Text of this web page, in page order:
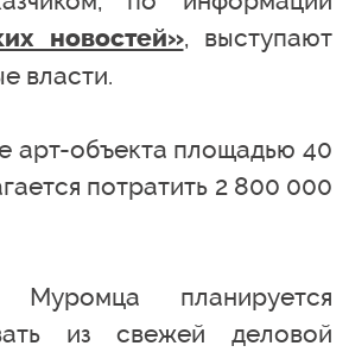
новостей», выступают
власти.
арт-объекта площадью 40
потратить 2 800 000
планируется
из свежей деловой